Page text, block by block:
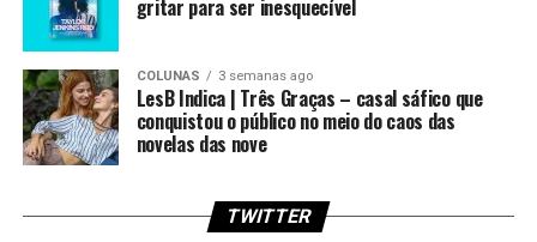
gritar para ser inesquecível
COLUNAS 3 semanas ago
LesB Indica | Três Graças – casal sáfico que
conquistou o público no meio do caos das
novelas das nove
TWITTER